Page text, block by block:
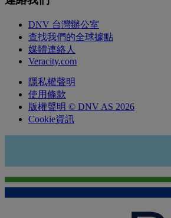
DNV 台灣辦公室
查找我們的全球據點
媒體連絡人
Veracity.com
隱私權聲明
使用條款
版權聲明 © DNV AS 2026
Cookie資訊